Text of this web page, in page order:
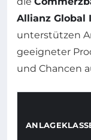
Allianz Global
unterstützen
geeigneter
und Chancen